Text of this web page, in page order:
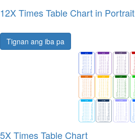
12X Times Table Chart in Portrait
Tignan ang iba pa
5X Times Table Chart